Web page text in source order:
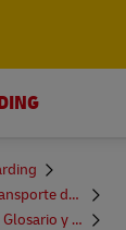
Centro Educativo sobre el Transporte de Mercancías
Enfoque en la Sostenibilidad Glosario y Más